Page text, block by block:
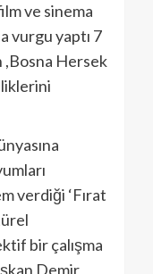
ve sinema
vurgu yaptı 7
Hersek
verdiği ‘Fırat
bir çalışma
Demir